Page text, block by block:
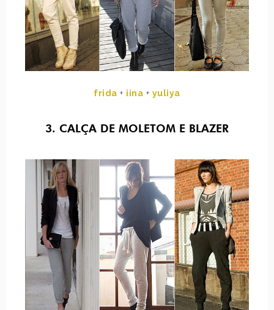
frida + iina + yuliya
3. CALÇA DE MOLETOM E BLAZER